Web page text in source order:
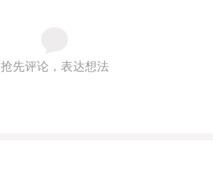
抢先评论，表达想法